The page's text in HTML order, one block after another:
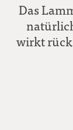
Das
wirkt